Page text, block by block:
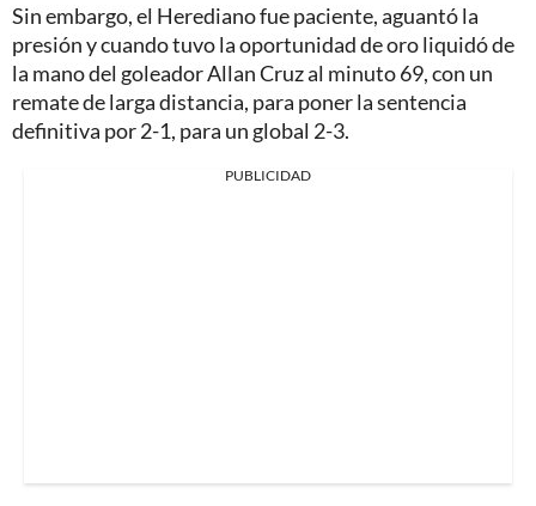
Sin embargo, el Herediano fue paciente, aguantó la
presión y cuando tuvo la oportunidad de oro liquidó de
la mano del goleador Allan Cruz al minuto 69, con un
remate de larga distancia, para poner la sentencia
definitiva por 2-1, para un global 2-3.
PUBLICIDAD